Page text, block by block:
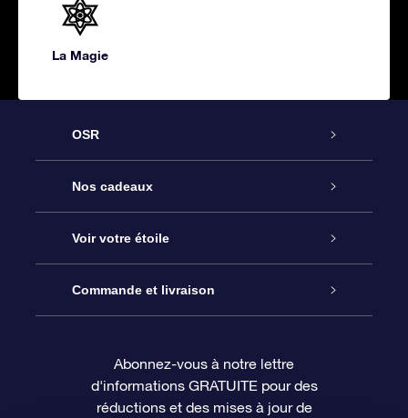
La Magie
OSR
Service
À propos de l’OSR
Nous contacter
Questions fréquemment posées
Nos cadeaux
Cadeau d’étoile en ligne
Coffret cadeau OSR
Carte cadeau OSR
Voir votre étoile
Registre des étoiles
Page d’accueil personnalisée
Commande et livraison
Informations de paiement
Abonnez-vous à notre lettre
d'informations GRATUITE pour des
réductions et des mises à jour de